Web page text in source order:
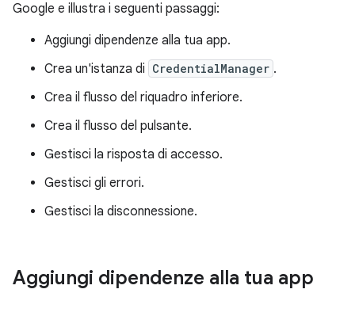
Google e illustra i seguenti passaggi:
Aggiungi dipendenze alla tua app.
Crea un'istanza di CredentialManager .
Crea il flusso del riquadro inferiore.
Crea il flusso del pulsante.
Gestisci la risposta di accesso.
Gestisci gli errori.
Gestisci la disconnessione.
Aggiungi dipendenze alla tua app